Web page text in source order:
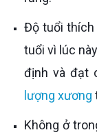
Độ tuổi thích hợp để trồng răng Implant là trên 18
tuổi vì lúc
định và đạt
lượng xương
Không ở trong thời kỳ mang thai vì có thể làm ảnh